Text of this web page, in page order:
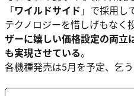
「ワイルドサイド 」で採用し
テクノロジーを惜しげもなく
ザーに嬉しい価格設定の両立
も実現させている。
各機種発売は5月を予定、乞